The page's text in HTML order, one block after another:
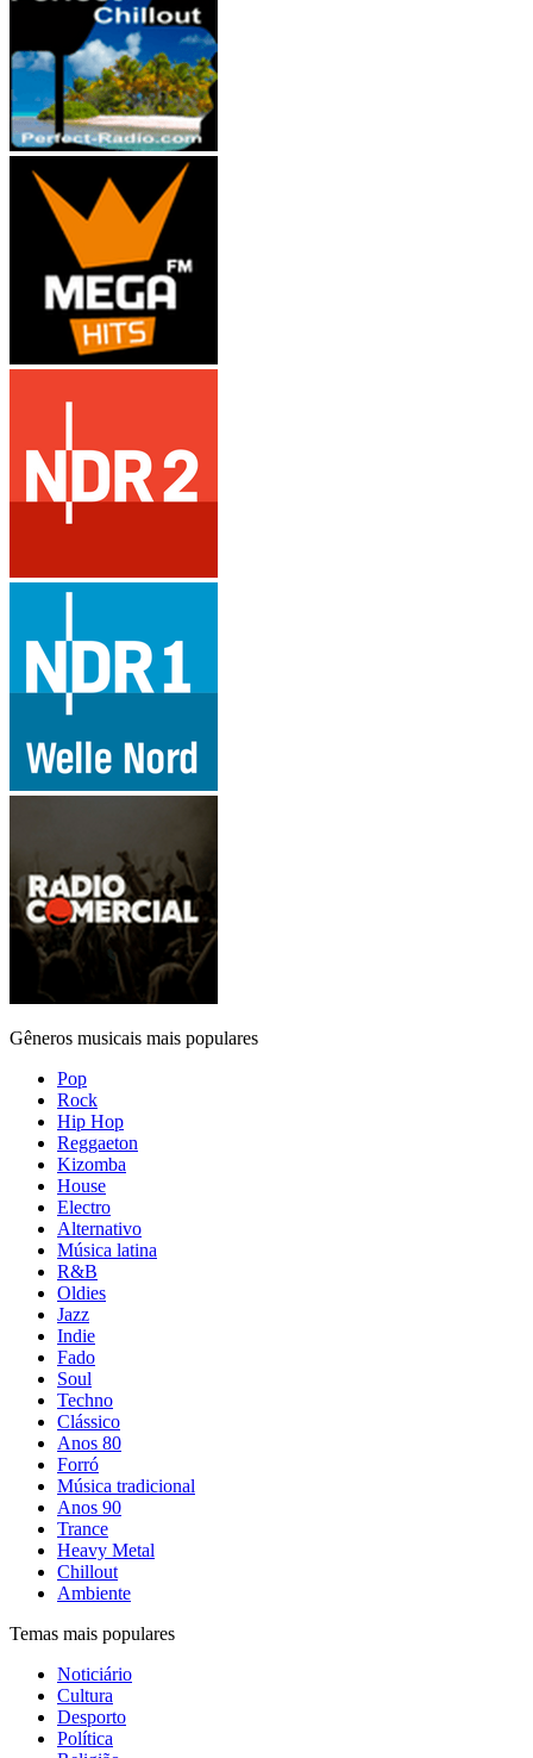
Gêneros musicais mais populares
Pop
Rock
Hip Hop
Reggaeton
Kizomba
House
Electro
Alternativo
Música latina
R&B
Oldies
Jazz
Indie
Fado
Soul
Techno
Clássico
Anos 80
Forró
Música tradicional
Anos 90
Trance
Heavy Metal
Chillout
Ambiente
Temas mais populares
Noticiário
Cultura
Desporto
Política